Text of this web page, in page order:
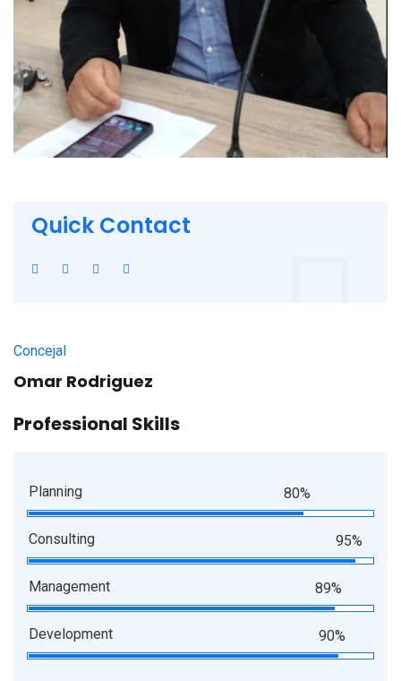
Quick Contact
Concejal
Omar Rodriguez
Professional Skills
Planning 80%
Consulting 95%
Management 89%
Development 90%